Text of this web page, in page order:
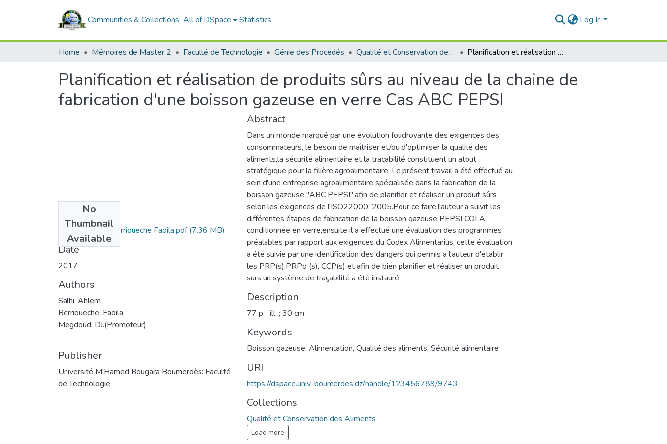
Communities & Collections All of DSpace Statistics Log In
Home Mémoires de Master 2 Faculté de Technologie Génie des Procédés Qualité et Conservation des Aliments Planification et réalisation de produits sûrs au niveau de la chaine de fabrication d'une boisson gazeuse en verre Cas ABC PEPSI
Planification et réalisation de produits sûrs au niveau de la chaine de
fabrication d'une boisson gazeuse en verre Cas ABC PEPSI
No
Thumbnail
Available
Salhi Ahlem et Berrioueche Fadila.pdf(7.36 MB)
Date
2017
Authors
Salhi, Ahlem
Berrioueche, Fadila
Megdoud, DJ.(Promoteur)
Publisher
Université M'Hamed Bougara Boumerdès: Faculté
de Technologie
Abstract
Dans un monde marqué par une évolution foudroyante des exigences des
consommateurs, le besoin de maîtriser et/ou d'optimiser la qualité des
aliments,la sécurité alimentaire et la traçabilité constituent un atout
stratégique pour la filière agroalimentaire. Le présent travail a été effectué au
sein d'une entreprise agroalimentaire spécialisée dans la fabrication de la
boisson gazeuse "ABC PEPSI",afin de planifier et réaliser un produit sûrs
selon les exigences de l'ISO22000: 2005.Pour ce faire,l'auteur a suivit les
différentes étapes de fabrication de la boisson gazeuse PEPSI COLA
conditionnée en verre,ensuite il a effectué une évaluation des programmes
préalables par rapport aux exigences du Codex Alimentarius, cette évaluation
a été suivie par une identification des dangers qui permis a l'auteur d'établir
les PRP(s),PRPo (s), CCP(s) et afin de bien planifier et réaliser un produit
surs un système de traçabilité a été instauré
Description
77 p. : ill. ; 30 cm
Keywords
Boisson gazeuse, Alimentation, Qualité des aliments, Sécurité alimentaire
URI
https://dspace.univ-boumerdes.dz/handle/123456789/9743
Collections
Qualité et Conservation des Aliments
Load more